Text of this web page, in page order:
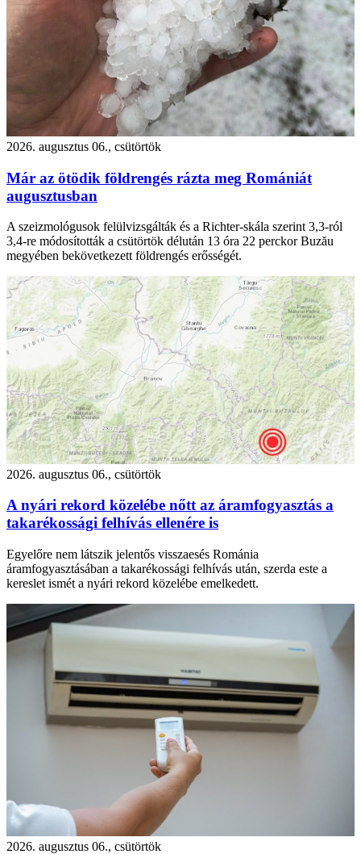
2026. augusztus 06., csütörtök
Már az ötödik földrengés rázta meg Romániát
augusztusban
A szeizmológusok felülvizsgálták és a Richter-skála szerint 3,3-ról
3,4-re módosították a csütörtök délután 13 óra 22 perckor Buzău
megyében bekövetkezett földrengés erősségét.
2026. augusztus 06., csütörtök
A nyári rekord közelébe nőtt az áramfogyasztás a
takarékossági felhívás ellenére is
Egyelőre nem látszik jelentős visszaesés Románia
áramfogyasztásában a takarékossági felhívás után, szerda este a
kereslet ismét a nyári rekord közelébe emelkedett.
2026. augusztus 06., csütörtök